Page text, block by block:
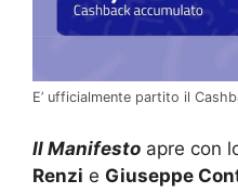
RenzieGiuseppe
superato l’ostacoloMes